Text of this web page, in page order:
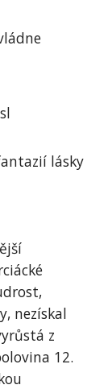
lásky
nezískal
z
12.